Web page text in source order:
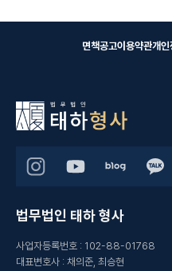
면책공고이용약관개인
법무법인 태하 형사
사업자등록번호 : 102-88-01768
대표변호사 : 채의준, 최승현